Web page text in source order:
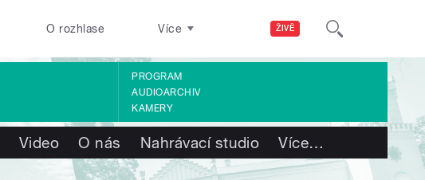
ŽIVĚ
O rozhlase Více
PROGRAM
AUDIOARCHIV
KAMERY
Video O nás Nahrávací studio Více…